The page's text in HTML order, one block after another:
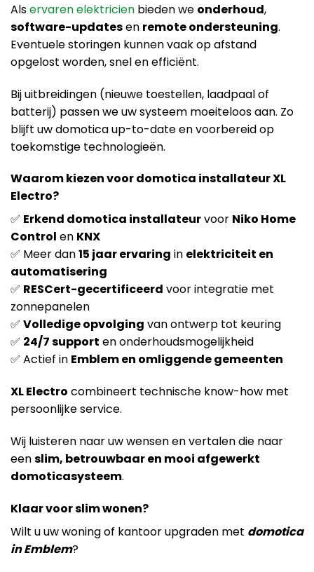
Alservaren elektricien bieden we onderhoud,
software-updatesen remote ondersteuning.
Eventuele storingen kunnen vaak op afstand
opgelost worden, snel en efficiënt.
Bij uitbreidingen (nieuwe toestellen, laadpaal of
batterij) passen we uw systeem moeiteloos aan. Zo
blijft uw domotica up-to-date en voorbereid op
toekomstige technologieën.
Waarom kiezen voor domotica installateur XL
Electro?
✅ Erkend domotica installateurvoor Niko Home
Control en KNX
✅ Meer dan15 jaar ervaring in elektriciteit en
automatisering
✅ RESCert-gecertificeerd voor integratie met
zonnepanelen
✅ Volledige opvolging van ontwerp tot keuring
✅ 24/7 support en onderhoudsmogelijkheid
✅ Actief in Emblem en omliggende gemeenten
XL Electro combineert technische know-how met
persoonlijke service.
Wij luisteren naar uw wensen en vertalen die naar
eenslim, betrouwbaar en mooi afgewerkt
domoticasysteem.
Klaar voor slim wonen?
Wilt u uw woning of kantoor upgraden met domotica
in Emblem?